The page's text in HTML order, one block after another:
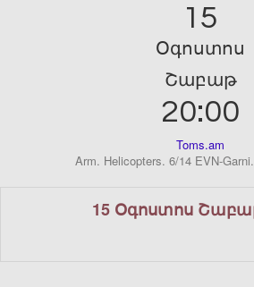
15
Օգոստոս
Շաբաթ
20:00
Toms.am
Arm. Helicopters. 6/14 EVN-
15 Օգոստոս